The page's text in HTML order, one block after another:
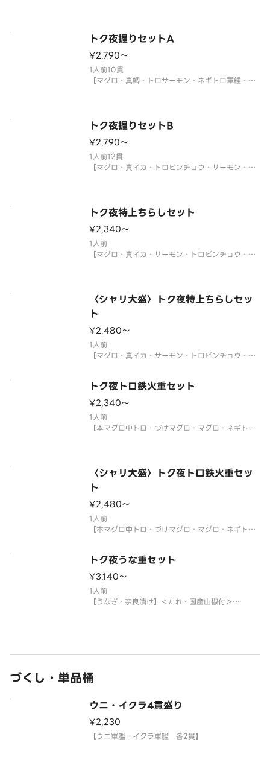
※真鯛がトロビンチョウに変更になる場合がありま
※年末年始・お盆期間中は販売をお休みさせていた
だく場合がございます。
トク夜握りセットA
¥2,790〜
1人前10貫
【マグロ・真鯛・トロサーモン・ネギトロ軍艦・イ
※年末年始・お盆期間中は販売をお休みさせていた
トク夜握りセットB
¥2,790〜
1人前12貫
【マグロ・真イカ・トロビンチョウ・サーモン・ツ
だく場合がございます。
サイドメニューは下記よりお選びください。
トク夜特上ちらしセット
¥2,340〜
1人前
【マグロ・真イカ・サーモン・トロビンチョウ・真
※酢飯を使用しています。
※年末年始・お盆期間中は販売をお休みさせていた
だく場合がございます。
サイドメニューは下記よりお選び
〈シャリ大盛〉トク夜特上ちらしセッ
ト
¥2,480〜
1人前
【マグロ・真イカ・サーモン・トロビンチョウ・真
〈わさび付〉
※酢飯を使用しています。
※年末年始・お盆期間中は販売をお休みさせていた
だく場合がございます。
トク夜トロ鉄火重セット
¥2,340〜
1人前
【本マグロ中トロ・づけマグロ・マグロ・ネギト
※酢飯を使用しています。
※年末年始・お盆期間中は販売をお休みさせていた
だく場合がございます。
サイドメニューは下記よりお選
〈シャリ大盛〉トク夜トロ鉄火重セッ
ト
¥2,480〜
1人前
【本マグロ中トロ・づけマグロ・マグロ・ネギト
〈わさび付〉
※酢飯を使用しています。
※年末年始・お盆期間中は販売をお休みさせていた
だく場合がございます。
トク夜うな重セット
¥3,140〜
1人前
【うなぎ・奈良漬け】＜たれ・国産山椒付＞
※〈カップ赤だし（あさり）〉は、お湯をご用意く
※うなぎには小骨が多く入っている場合
づくし・単品桶
ウニ・イクラ4貫盛り
¥2,230
【ウニ軍艦・イクラ軍艦 各2貫】